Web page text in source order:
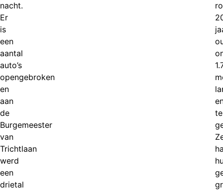
nacht.
Er
is
een
aantal
auto’s
opengebroken
en
aan
de
Burgemeester
van
Trichtlaan
werd
een
drietal